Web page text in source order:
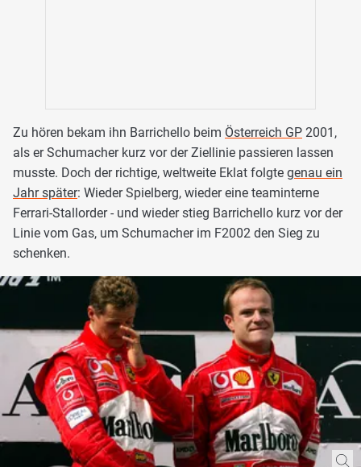
Zu hören bekam ihn Barrichello beim Österreich GP 2001,
als er Schumacher kurz vor der Ziellinie passieren lassen
musste. Doch der richtige, weltweite Eklat folgte genau ein
Jahr später: Wieder Spielberg, wieder eine teaminterne
Ferrari-Stallorder - und wieder stieg Barrichello kurz vor der
Linie vom Gas, um Schumacher im F2002 den Sieg zu
schenken.